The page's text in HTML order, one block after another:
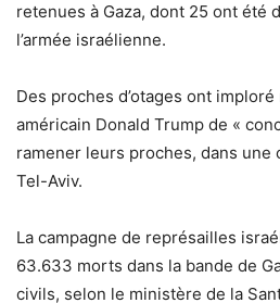
retenues à Gaza, dont 25 ont été
l’armée israélienne.
Des proches d’otages ont
américain Donald Trump de «
ramener leurs proches, dans une
Tel-Aviv.
La campagne de représailles
63.633 morts dans la bande de
civils, selon le ministère de la